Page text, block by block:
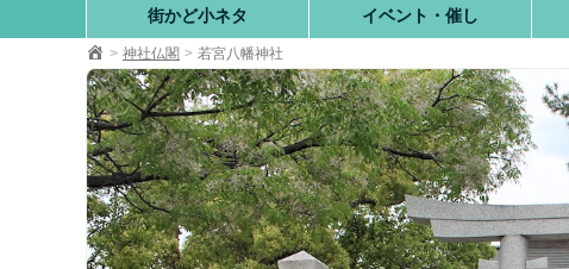
街かど小ネタ イベント・催し
神社仏閣 若宮八幡神社